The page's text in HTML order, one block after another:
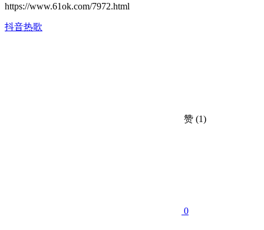
https://www.61ok.com/7972.html
抖音热歌
赞 (1)
0